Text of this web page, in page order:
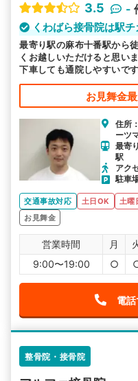
3.5
-
くわばら接骨院は駅
最寄り駅の麻布十番駅から
くお越しいただけると思い
下車しても通院しやすいです
お見舞金
住所
ーツ
最寄
駅
アク
駐車
交通事故対応 土日OK 土曜
お見舞金
営業時間 月
9:00〜19:00
○
電
整骨院・接骨院